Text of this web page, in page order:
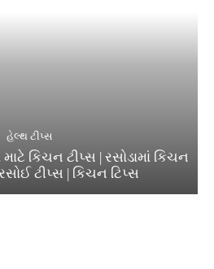
હેલ્થ ટીપ્સ
કિચન ટીપ્સ | રસોડામાં કિચન
ટીપ્સ | કિચન ટિપ્સ